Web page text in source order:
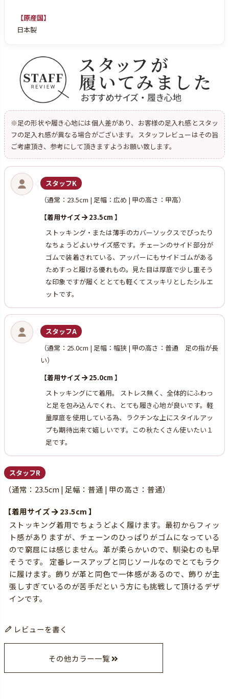
【原産国】
日本製
※足の形状や履き心地には個人差があり、お客様の足入れ感とスタッ
フの足入れ感が異なる場合がございます。スタッフレビューはその旨
ご考慮頂き、参考にして頂きますようお願い致します。
スタッフK
（通常：23.5cm | 足幅：広め | 甲の高さ：甲高）
【着用サイズ
23.5cm 】
ストッキング・または薄手のカバーソックスでぴったり
なちょうどよいサイズ感です。チェーンのサイド部分が
ゴムで装着されている、アッパーにもサイドゴムがある
ためすっと履ける優れもの。見た目は厚底で少し重そう
な印象ですが履くととても軽くてスッキリとしたシルエ
ットです。
スタッフA
（通常：25.0cm | 足幅：幅狭 | 甲の高さ：普通 足の指が長
い）
【着用サイズ
25.0cm 】
ストッキングにて着用。 ストレス無く、全体的にふわっ
と足を包み込んでくれ、とても履き心地が良いです。軽
量厚底を使用している為、ラクチンな上にスタイルアッ
プも期待出来て嬉しいです。この秋たくさん使いたい１
足です。
スタッフR
（通常：23.5cm | 足幅：普通 | 甲の高さ：普通）
【着用サイズ
23.5cm 】
ストッキング着用でちょうどよく履けます。最初からフィッ
ト感がありますが、チェーンのひっぱりがゴムになっている
ので窮屈には感じません。革が柔らかいので、馴染むのも早
そうです。 定番レースアップと同じソールなのでとてもラク
に履けます。飾りが革と同色で一体感があるので、飾りが主
張しすぎているのが苦手だという方にも挑戦して頂けるデザ
インです。
レビューを書く
その他カラー一覧